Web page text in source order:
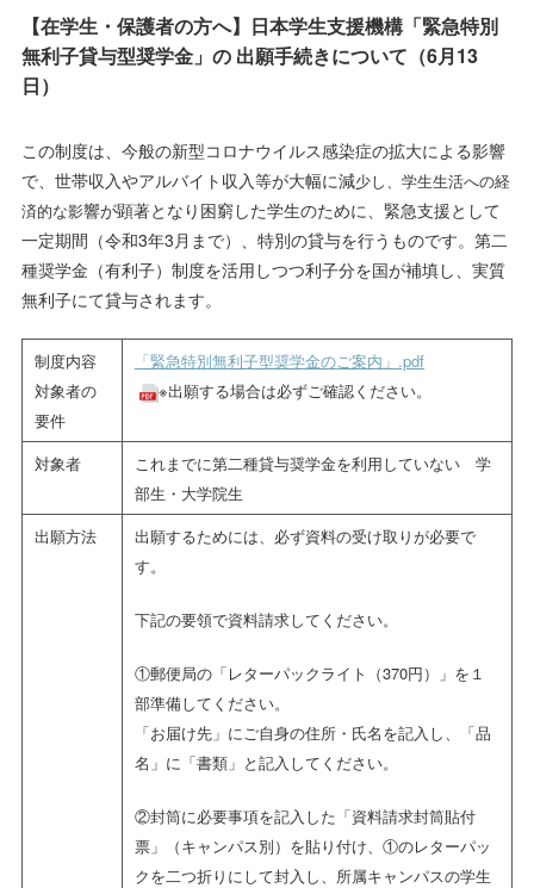
保護者の方へ 卒業生の方へ
English 資料請求 お問い合わせ
【在学生・保護者の方へ】日本学生支援機構「緊急特別
無利子貸与型奨学金」の 出願手続きについて（6月13
日）
この制度は、今般の新型コロナウイルス感染症の拡大による影響
で、世帯収入やアルバイト収入等が大幅に減少し、学生生活への経
済的な影響が顕著となり困窮した学生のために、緊急支援として
一定期間（令和3年3月まで）、特別の貸与を行うものです。第二
種奨学金（有利子）制度を活用しつつ利子分を国が補填し、実質
無利子にて貸与されます。
制度内容
対象者の
要件
「緊急特別無利子型奨学金のご案内」.pdf
※出願する場合は必ずご確認ください。
対象者
これまでに第二種貸与奨学金を利用していない 学
部生・大学院生
出願方法
出願するためには、必ず資料の受け取りが必要で
す。
下記の要領で資料請求してください。
①郵便局の「レターパックライト（370円）」を１
部準備してください。
「お届け先」にご自身の住所・氏名を記入し、「品
名」に「書類」と記入してください。
②封筒に必要事項を記入した「資料請求封筒貼付
票」（キャンパス別）を貼り付け、①のレターパッ
クを二つ折りにして封入し、所属キャンパスの学生